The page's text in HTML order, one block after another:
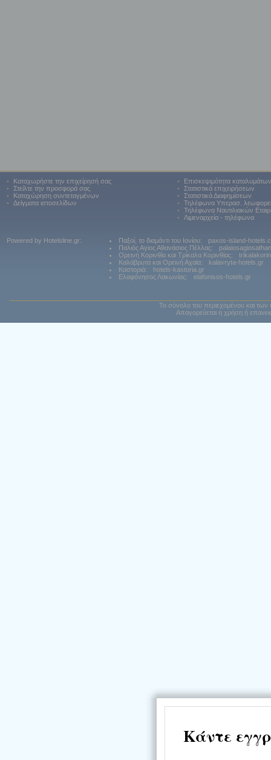
•
Καταχωρήστε την επιχείρησή σας
•
Στείλτε την προσφορά σας
•
Καταχώρηση συντεταγμένων
•
Δείγματα ιστοσελίδων
•
Επισκεψιμότητα καταλυμάτων
•
Στατιστικά επιχειρήσεων
•
Στατιστικά Διαφημίσεων
•
Τηλέφωνα Υπερασ.
•
Τηλέφωνα Ναυτιλιακών
•
Λιμεναρχεία - τηλέφωνα
Powered by Hotelsline.gr: Παξοί, το διαμάντι του Ιονίου:
paxos-island-
Παλιός Αγιος Αθανάσιος Πέλλας:
Ορεινή Κορινθία και Τρίκαλα Κορινθίας:
Καλάβρυτα και Ορεινή Αχαϊα:
kalavryta-hotels.gr
Καστοριά:
hotels-kastoria.gr
Ελαφόνησος Λακωνίας:
elafonisos-hotels.gr
Το σύνολο του περιεχομένου και των
Απαγορεύεται η χρήση ή